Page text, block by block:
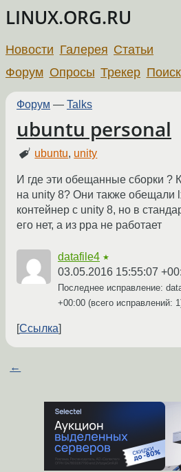
LINUX.ORG.RU
Новости Галерея Статьи
Форум Опросы Трекер Поиск
Форум — Talks
ubuntu personal
ubuntu, unity
И где эти обещанные сборки ?
на unity 8? Они также обещали
контейнер с unity 8, но в
его нет, а из ppa не работает
datafile4 ★
03.05.2016 15:55:07
Последнее исправление:
+00:00 (всего исправлений:
Ссылка
←